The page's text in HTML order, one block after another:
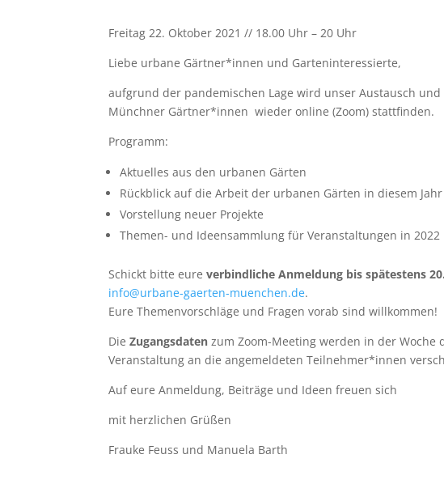
Freitag 22. Oktober 2021 // 18.00 Uhr – 20 Uhr
Liebe urbane Gärtner*innen und Garteninteressierte,
aufgrund der pandemischen Lage wird unser Austausch und
Münchner Gärtner*innen wieder online (Zoom) stattfinden.
Programm:
Aktuelles aus den urbanen Gärten
Rückblick auf die Arbeit der urbanen Gärten in diesem Jahr
Vorstellung neuer Projekte
Themen- und Ideensammlung für Veranstaltungen in 2022
Schickt bitte eureverbindliche Anmeldung bis spätestens
info@urbane-gaerten-muenchen.de.
Eure Themenvorschläge und Fragen vorab sind willkommen!
DieZugangsdaten zum Zoom-Meeting werden in der Woche
Veranstaltung an die angemeldeten Teilnehmer*innen
Auf eure Anmeldung, Beiträge und Ideen freuen sich
mit herzlichen Grüßen
Frauke Feuss und Manuela Barth